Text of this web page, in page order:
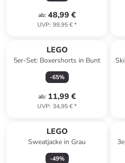
ab: 48,99 €
UVP: 99,95 €*
LEGO
5er-Set: Boxershorts in Bunt
-65%
ab: 11,99 €
UVP: 34,95 €*
LEGO
Sweatjacke in Grau
-49%